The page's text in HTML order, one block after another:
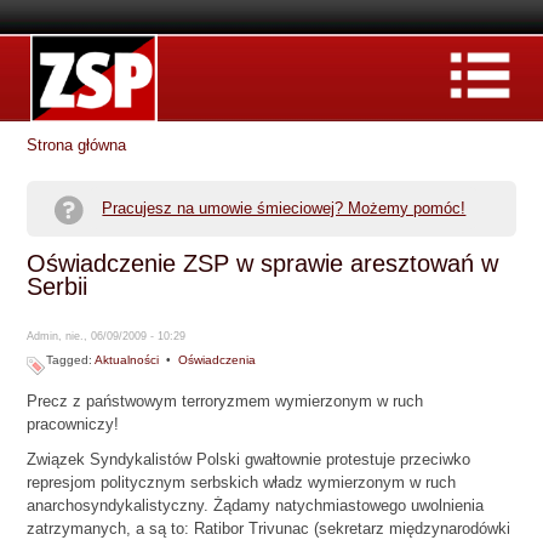
Strona główna
Pracujesz na umowie śmieciowej? Możemy pomóc!
Oświadczenie ZSP w sprawie aresztowań w
Serbii
Admin, nie., 06/09/2009 - 10:29
Tagged:Aktualności •Oświadczenia
Precz z państwowym terroryzmem wymierzonym w ruch
pracowniczy!
Związek Syndykalistów Polski gwałtownie protestuje przeciwko
represjom politycznym serbskich władz wymierzonym w ruch
anarchosyndykalistyczny. Żądamy natychmiastowego uwolnienia
zatrzymanych, a są to: Ratibor Trivunac (sekretarz międzynarodówki